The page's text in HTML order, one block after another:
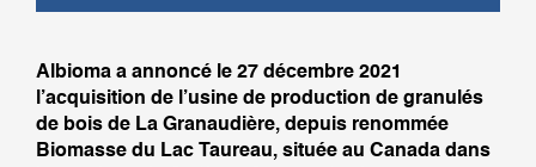
Albioma a annoncé le 27 décembre 2021
l’acquisition de l’usine de production de granulés
de bois de La Granaudière, depuis renommée
Biomasse du Lac Taureau, située au Canada dans